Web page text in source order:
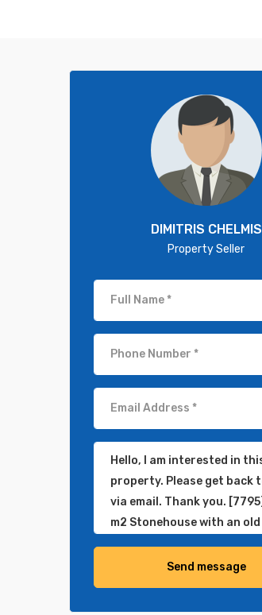
DIMITRIS CHELMIS
Property Seller
Send message